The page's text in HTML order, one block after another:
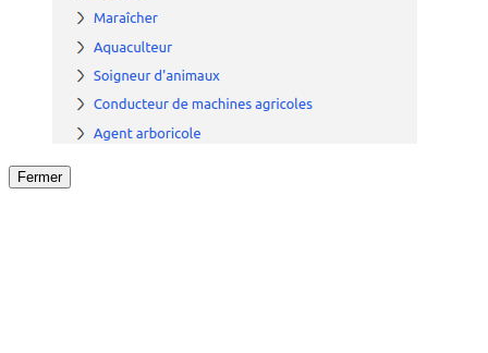
Fermer